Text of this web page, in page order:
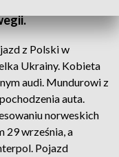
z Polski w
Ukrainy. Kobieta
audi. Mundurowi z
auta.
norweskich
29 września, a
Pojazd